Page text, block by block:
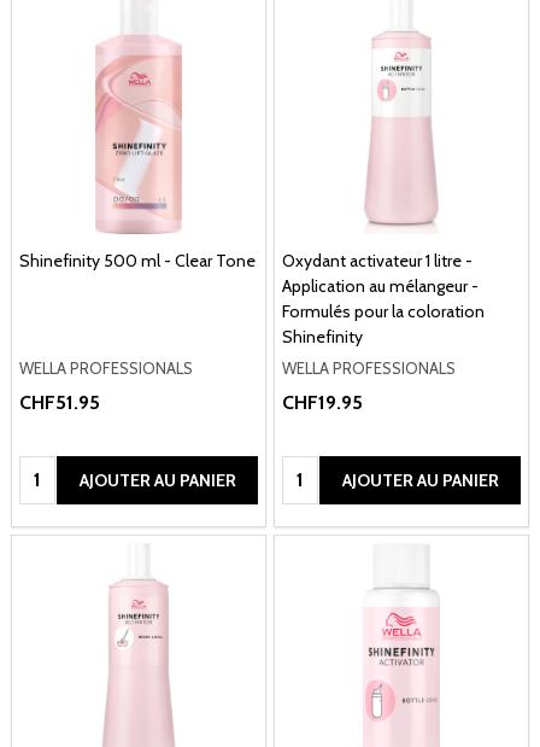
Shinefinity 500 ml - Clear Tone
WELLA PROFESSIONALS
CHF51.95
Quantité:AJOUTER AU PANIER
Oxydant activateur 1 litre -
Application au mélangeur -
Formulés pour la coloration
Shinefinity
WELLA PROFESSIONALS
CHF19.95
Quantité:AJOUTER AU PANIER